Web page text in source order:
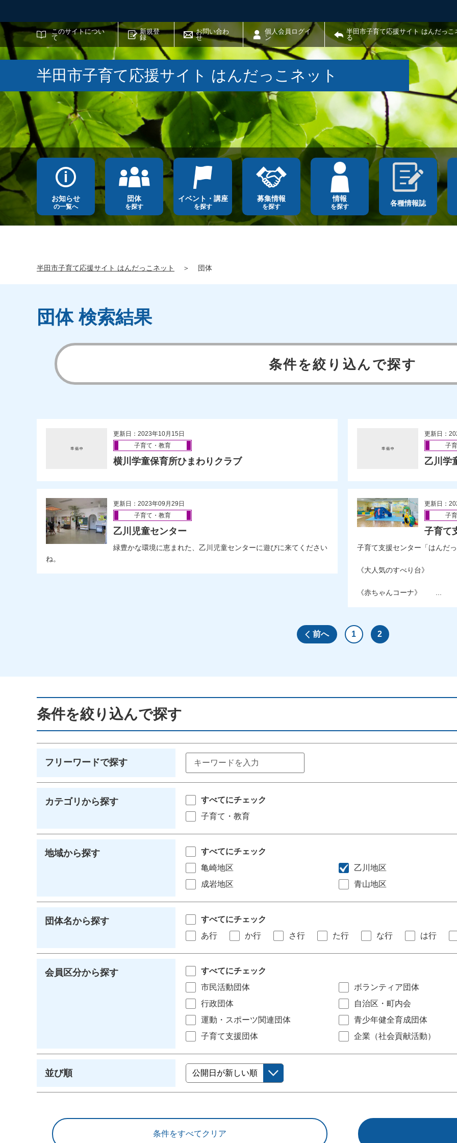
このサイトについ
て
新規登
録
お問い合わ
せ
個人会員ログイ
ン
半田市子育て応援サイト はんだっこ
る
サイト内検索
半田市子育て応援サイト はんだっこネット
お知らせ
の一覧へ
団体
を探す
イベント・講座
を探す
募集情報
を探す
情報
を探す 各種情報誌
半田市子育て応援サイト はんだっこネット ＞ 団体
団体 検索結果
条件を絞り込んで探す
更新日：2023年10月15日
子育て・教育
横川学童保育所ひまわりクラブ
更新日：
子
乙川学
更新日：2023年09月29日
子育て・教育
乙川児童センター
緑豊かな環境に恵まれた、乙川児童センターに遊びに来てください
ね。
更新日：
子
子育て
子育て支援センター「はんだ
《大人気のすべり台》
《赤ちゃんコーナ》 ...
前へ 1 2
条件を絞り込んで探す
フリーワードで探す
カテゴリから探す
すべてにチェック
子育て・教育
地域から探す
すべてにチェック
亀崎地区
乙川地区
成岩地区
青山地区
団体名から探す
すべてにチェック
あ行
か行 さ行 た行 な行 は行
会員区分から探す
すべてにチェック
市民活動団体
ボランティア団体
行政団体
自治区・町内会
運動・スポーツ関連団体
青少年健全育成団体
子育て支援団体
企業（社会貢献活動）
並び順